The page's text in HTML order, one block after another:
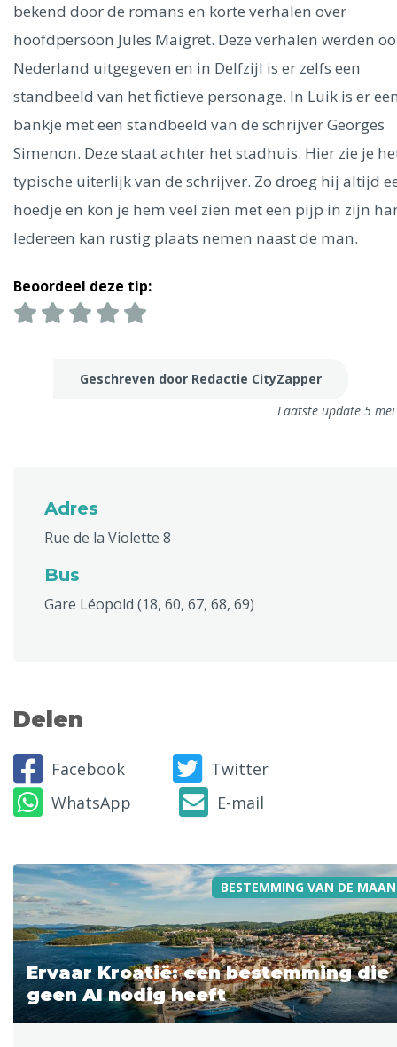
Madrid
Vancouver
bekend door de romans en korte verhalen over
hoofdpersoon Jules Maigret. Deze verhalen werden
Nederland uitgegeven en in Delfzijl is er zelfs een
standbeeld van het fictieve personage. In Luik is er
bankje met een standbeeld van de schrijver Georges
Simenon. Deze staat achter het stadhuis. Hier zie je
typische uiterlijk van de schrijver. Zo droeg hij altijd
hoedje en kon je hem veel zien met een pijp in zijn
Iedereen kan rustig plaats nemen naast de man.
Beoordeel deze tip:
Geschreven door Redactie CityZapper
Laatste update 5
Adres
Rue de la Violette 8
Bus
Gare Léopold (18, 60, 67, 68, 69)
Delen
Facebook
Twitter
WhatsApp
E-mail
BESTEMMING VAN DE
Ervaar Kroatië: een bestemming die
geen AI nodig heeft